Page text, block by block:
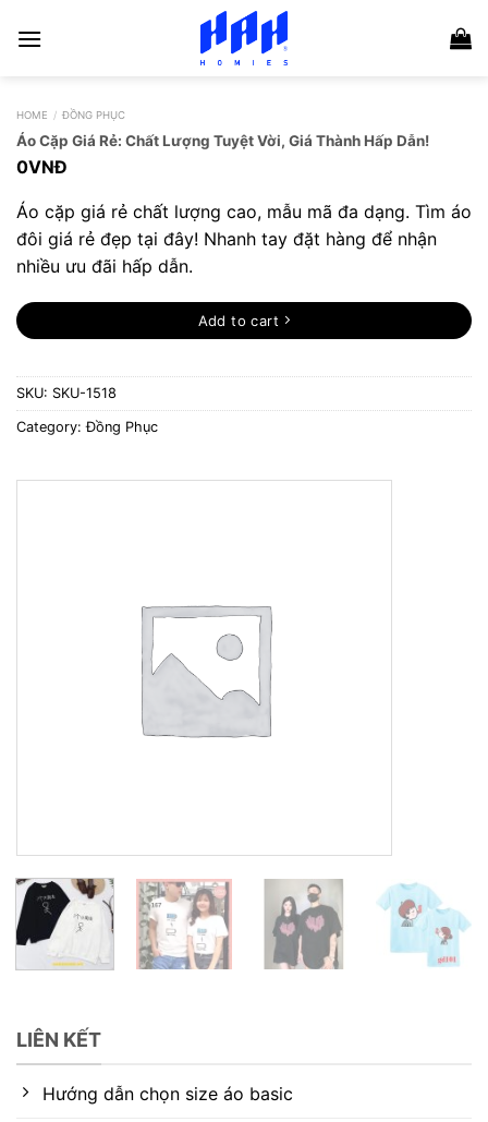
HOME / ĐỒNG PHỤC
Áo Cặp Giá Rẻ: Chất Lượng Tuyệt Vời, Giá Thành Hấp Dẫn!
0VNĐ
Áo cặp giá rẻ chất lượng cao, mẫu mã đa dạng. Tìm áo
đôi giá rẻ đẹp tại đây! Nhanh tay đặt hàng để nhận
nhiều ưu đãi hấp dẫn.
Add to cart
SKU: SKU-1518
Category:Đồng Phục
LIÊN KẾT
Hướng dẫn chọn size áo basic